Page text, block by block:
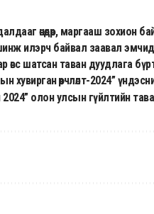
өнөөдөр, маргааш зохион
илэрч байвал заавал
өвс шатсан таван дуудлага
өөрчлөлт-2024”
олон улсын гүйлтийн